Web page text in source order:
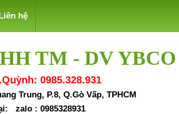
hệ
TM - DV YBCO
0985.328.931
Trung, P.8, Q.Gò Vấp, TPHCM
zalo : 0985328931